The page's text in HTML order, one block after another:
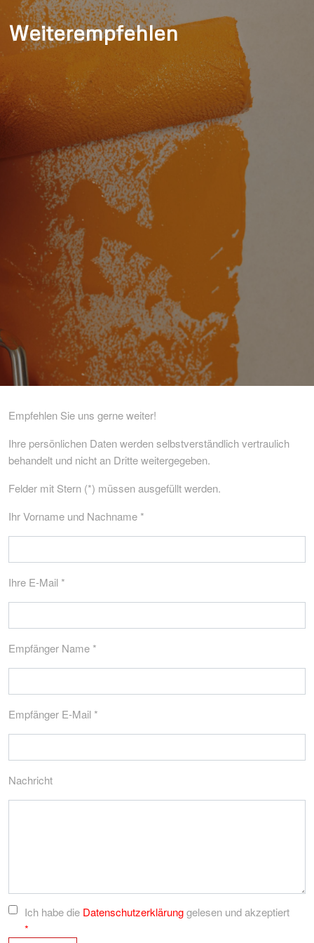
Weiterempfehlen
Empfehlen Sie uns gerne weiter!
Ihre persönlichen Daten werden selbstverständlich vertraulich
behandelt und nicht an Dritte weitergegeben.
Felder mit Stern (*) müssen ausgefüllt werden.
Ihr Vorname und Nachname *
Ihre E-Mail *
Empfänger Name *
Empfänger E-Mail *
Nachricht
Ich habe die Datenschutzerklärunggelesen und akzeptiert
*